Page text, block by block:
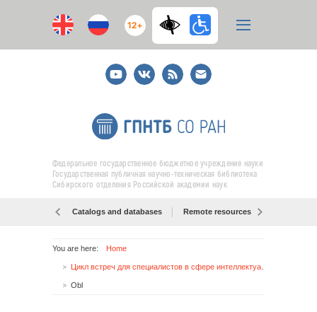
12+
YoutubeВКонтакте
RSS
E-
mail
подписка
Федеральное государственное бюджетное учреждение науки
Государственная публичная научно-техническая библиотека
Сибирского отделения Российской академии наук
Catalogs and databases Remote resources
You are here: Home
Obl